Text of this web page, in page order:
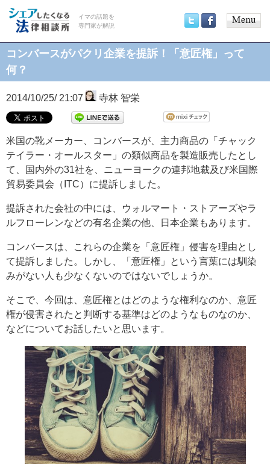
イマの話題を
専門家が解説
menu
コンバースがパクリ企業を提訴！「意匠権」って
何？
2014/10/25/ 21:07 寺林 智栄
米国の靴メーカー、コンバースが、主力商品の「チャック
テイラー・オールスター」の類似商品を製造販売したとし
て、国内外の31社を、ニューヨークの連邦地裁及び米国際
貿易委員会（ITC）に提訴しました。
提訴された会社の中には、ウォルマート・ストアーズやラ
ルフローレンなどの有名企業の他、日本企業もあります。
コンバースは、これらの企業を「意匠権」侵害を理由とし
て提訴しました。しかし、「意匠権」という言葉には馴染
みがない人も少なくないのではないでしょうか。
そこで、今回は、意匠権とはどのような権利なのか、意匠
権が侵害されたと判断する基準はどのようなものなのか、
などについてお話したいと思います。